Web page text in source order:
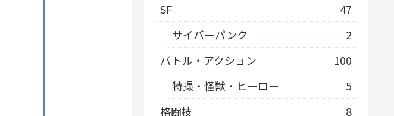
SF
47
サイバーパンク
2
バトル・アクション
100
特撮・怪獣・ヒーロー
5
格闘技
8